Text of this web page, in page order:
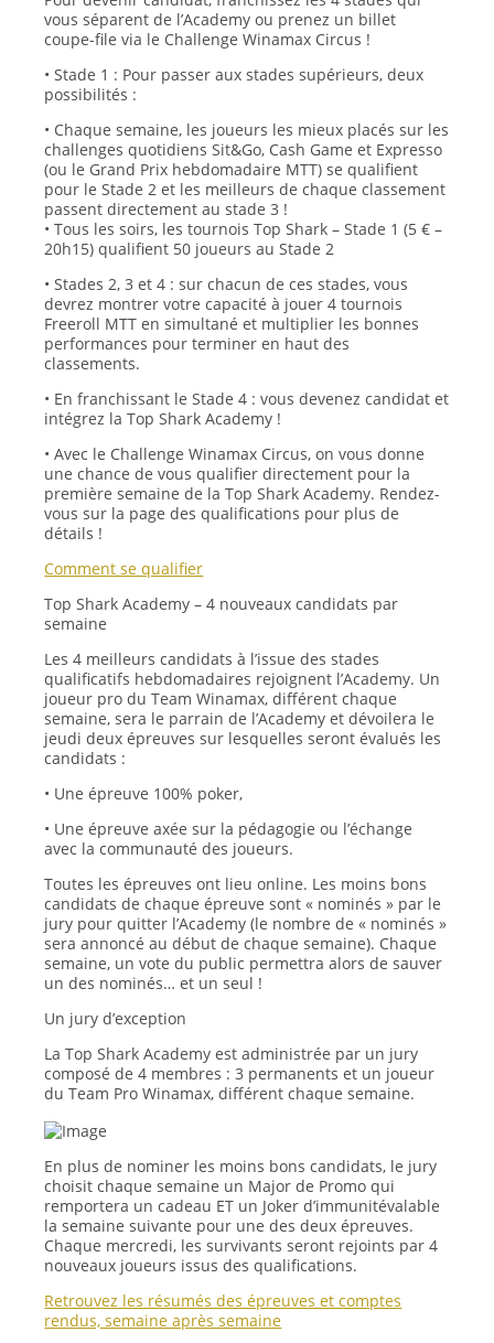
vous séparent de l’Academy ou prenez un billet
coupe-file via le Challenge Winamax Circus !
• Stade 1 : Pour passer aux stades supérieurs, deux
possibilités :
• Chaque semaine, les joueurs les mieux placés sur les
challenges quotidiens Sit&Go, Cash Game et Expresso
(ou le Grand Prix hebdomadaire MTT) se qualifient
pour le Stade 2 et les meilleurs de chaque classement
passent directement au stade 3 !
• Tous les soirs, les tournois Top Shark – Stade 1 (5 € –
20h15) qualifient 50 joueurs au Stade 2
• Stades 2, 3 et 4 : sur chacun de ces stades, vous
devrez montrer votre capacité à jouer 4 tournois
Freeroll MTT en simultané et multiplier les bonnes
performances pour terminer en haut des
classements.
• En franchissant le Stade 4 : vous devenez candidat et
intégrez la Top Shark Academy !
• Avec le Challenge Winamax Circus, on vous donne
une chance de vous qualifier directement pour la
première semaine de la Top Shark Academy. Rendez-
vous sur la page des qualifications pour plus de
détails !
Comment se qualifier
Top Shark Academy – 4 nouveaux candidats par
semaine
Les 4 meilleurs candidats à l’issue des stades
qualificatifs hebdomadaires rejoignent l’Academy. Un
joueur pro du Team Winamax, différent chaque
semaine, sera le parrain de l’Academy et dévoilera le
jeudi deux épreuves sur lesquelles seront évalués les
candidats :
• Une épreuve 100% poker,
• Une épreuve axée sur la pédagogie ou l’échange
avec la communauté des joueurs.
Toutes les épreuves ont lieu online. Les moins bons
candidats de chaque épreuve sont « nominés » par le
jury pour quitter l’Academy (le nombre de « nominés »
sera annoncé au début de chaque semaine). Chaque
semaine, un vote du public permettra alors de sauver
un des nominés… et un seul !
Un jury d’exception
La Top Shark Academy est administrée par un jury
composé de 4 membres : 3 permanents et un joueur
du Team Pro Winamax, différent chaque semaine.
En plus de nominer les moins bons candidats, le jury
choisit chaque semaine un Major de Promo qui
remportera un cadeau ET un Joker d’immunitévalable
la semaine suivante pour une des deux épreuves.
Chaque mercredi, les survivants seront rejoints par 4
nouveaux joueurs issus des qualifications.
Retrouvez les résumés des épreuves et comptes
rendus, semaine après semaine